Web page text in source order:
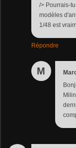
/> Pourrais-
modèles
1/48 est
Répondre
M